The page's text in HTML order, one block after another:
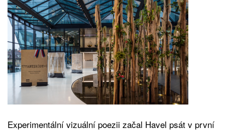
Experimentální vizuální poezii začal Havel psát v první